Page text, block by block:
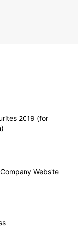
2019 (for
Website